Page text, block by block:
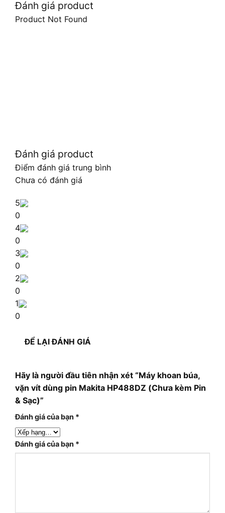
Đánh giá product
Product Not Found
Đánh giá product
Điểm đánh giá trung bình
Chưa có đánh giá
5
0
4
0
3
0
2
0
1
0
ĐỂ LẠI ĐÁNH GIÁ
Hãy là người đầu tiên nhận xét “Máy khoan búa,
vặn vít dùng pin Makita HP488DZ (Chưa kèm Pin
& Sạc)”
Đánh giá của bạn *
Đánh giá của bạn *